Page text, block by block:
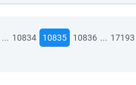
... 10834 10835 10836 ... 17193